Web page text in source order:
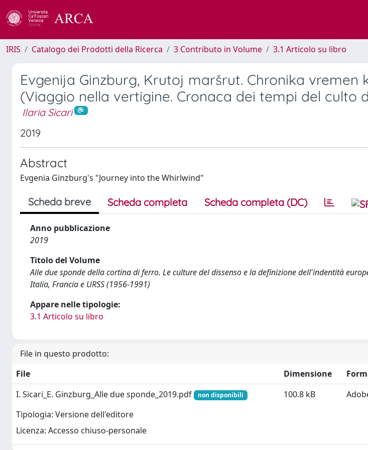
IRIS Catalogo dei Prodotti della Ricerca 3 Contributo in Volume 3.1 Articolo su libro
Evgenija Ginzburg, Krutoj maršrut. Chronika vremen
(Viaggio nella vertigine. Cronaca dei tempi del culto
Ilaria Sicari
2019
Abstract
Evgenia Ginzburg's "Journey into the Whirlwind"
Scheda breve Scheda completa Scheda completa (DC)
Anno pubblicazione
2019
Titolo del Volume
Alle due sponde della cortina di ferro. Le culture del dissenso e la definizione dell'indentità
Italia, Francia e URSS (1956-1991)
Appare nelle tipologie:
3.1 Articolo su libro
File in questo prodotto:
File
Dimensione
I. Sicari_E. Ginzburg_Alle due sponde_2019.pdf
non disponibili
Tipologia: Versione dell'editore
Licenza: Accesso chiuso-personale
100.8 kB